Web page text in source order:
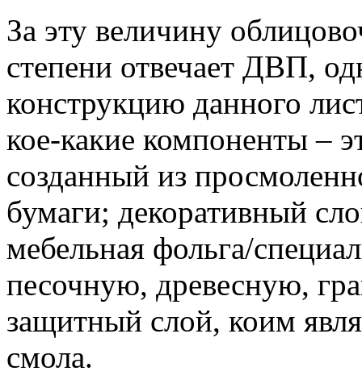
За эту величину
степени отвечает ДВП,
конструкцию данного
кое-какие компоненты –
созданный из
бумаги; декоративный
мебельная фольга/
песочную, древесную,
защитный слой, коим
смола.